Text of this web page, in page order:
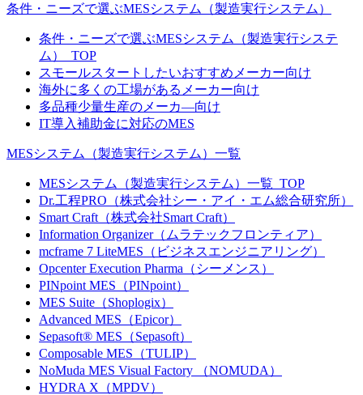
条件・ニーズで選ぶMESシステム（製造実行システム）
条件・ニーズで選ぶMESシステム（製造実行システ
ム）_TOP
スモールスタートしたいおすすめメーカー向け
海外に多くの工場があるメーカー向け
多品種少量生産のメーカ―向け
IT導入補助金に対応のMES
MESシステム（製造実行システム）一覧
MESシステム（製造実行システム）一覧_TOP
Dr.工程PRO（株式会社シー・アイ・エム総合研究所）
Smart Craft（株式会社Smart Craft）
Information Organizer（ムラテックフロンティア）
mcframe 7 LiteMES（ビジネスエンジニアリング）
Opcenter Execution Pharma（シーメンス）
PINpoint MES（PINpoint）
MES Suite（Shoplogix）
Advanced MES（Epicor）
Sepasoft® MES（Sepasoft）
Composable MES（TULIP）
NoMuda MES Visual Factory （NOMUDA）
HYDRA X（MPDV）